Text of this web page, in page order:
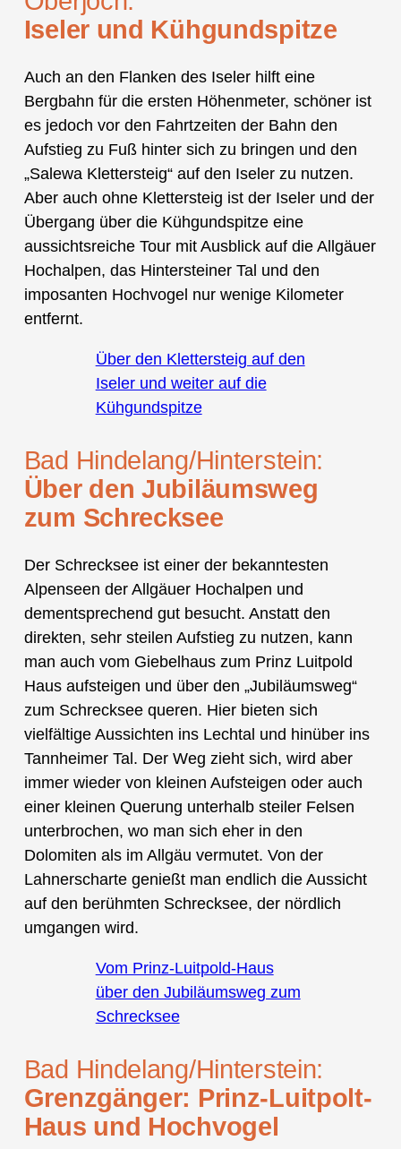
Iseler und Kühgundspitze
Auch an den Flanken des Iseler hilft eine
Bergbahn für die ersten Höhenmeter, schöner ist
es jedoch vor den Fahrtzeiten der Bahn den
Aufstieg zu Fuß hinter sich zu bringen und den
„Salewa Klettersteig“ auf den Iseler zu nutzen.
Aber auch ohne Klettersteig ist der Iseler und der
Übergang über die Kühgundspitze eine
aussichtsreiche Tour mit Ausblick auf die Allgäuer
Hochalpen, das Hintersteiner Tal und den
imposanten Hochvogel nur wenige Kilometer
entfernt.
Über den Klettersteig auf den
Iseler und weiter auf die
Kühgundspitze
Bad Hindelang/Hinterstein:
Über den Jubiläumsweg
zum Schrecksee
Der Schrecksee ist einer der bekanntesten
Alpenseen der Allgäuer Hochalpen und
dementsprechend gut besucht. Anstatt den
direkten, sehr steilen Aufstieg zu nutzen, kann
man auch vom Giebelhaus zum Prinz Luitpold
Haus aufsteigen und über den „Jubiläumsweg“
zum Schrecksee queren. Hier bieten sich
vielfältige Aussichten ins Lechtal und hinüber ins
Tannheimer Tal. Der Weg zieht sich, wird aber
immer wieder von kleinen Aufsteigen oder auch
einer kleinen Querung unterhalb steiler Felsen
unterbrochen, wo man sich eher in den
Dolomiten als im Allgäu vermutet. Von der
Lahnerscharte genießt man endlich die Aussicht
auf den berühmten Schrecksee, der nördlich
umgangen wird.
Vom Prinz-Luitpold-Haus
über den Jubiläumsweg zum
Schrecksee
Bad Hindelang/Hinterstein:
Grenzgänger: Prinz-Luitpolt-
Haus und Hochvogel